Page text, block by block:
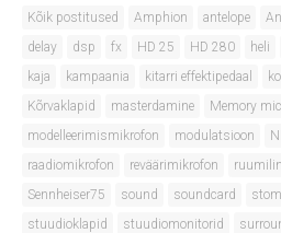
Kõik postitused Amphion antelope
delay
dsp fx HD 25 HD 280 heli
kaja
kampaania kitarri effektipedaal
Kõrvaklapid
masterdamine Memory mic
modelleerimismikrofon
modulatsioon
raadiomikrofon
reväärimikrofon
Sennheiser75
sound soundcard
stuudioklapid
stuudiomonitorid